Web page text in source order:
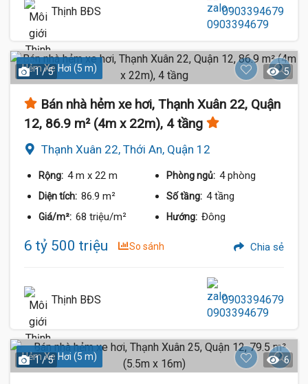
Thịnh BĐS 0903394679
Hẻm Xe Hơi (5 m)
1 / 5 5
Bán nhà hẻm xe hơi, Thạnh Xuân 22, Quận
12, 86.9 m² (4m x 22m), 4 tầng
Thạnh Xuân 22, Thới An, Quận 12
Rộng: 4 m x 22 m Phòng ngủ: 4 phòng
Diện tích: 86.9 m² Số tầng: 4 tầng
Giá/m²: 68 triệu/m² Hướng: Đông
6 tỷ 500 triệu So sánh Chia sẻ
Thịnh BĐS 0903394679
Hẻm Xe Hơi (5 m)
1 / 5 6